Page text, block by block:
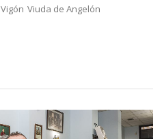
Vigón Viuda de Angelón